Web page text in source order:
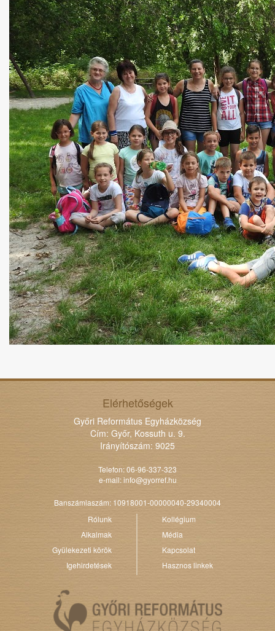
Elérhetőségek
Győri Református Egyházközség
Cím: Győr, Kossuth u. 9.
Irányítószám: 9025
Telefon: 06-96-337-323
e-mail:info@gyorref.hu
Banszámlaszám: 10918001-00000040-29340004
Rólunk
Alkalmak
Gyülekezeti körök
Igehirdetések
Kollégium
Média
Kapcsolat
Hasznos linkek